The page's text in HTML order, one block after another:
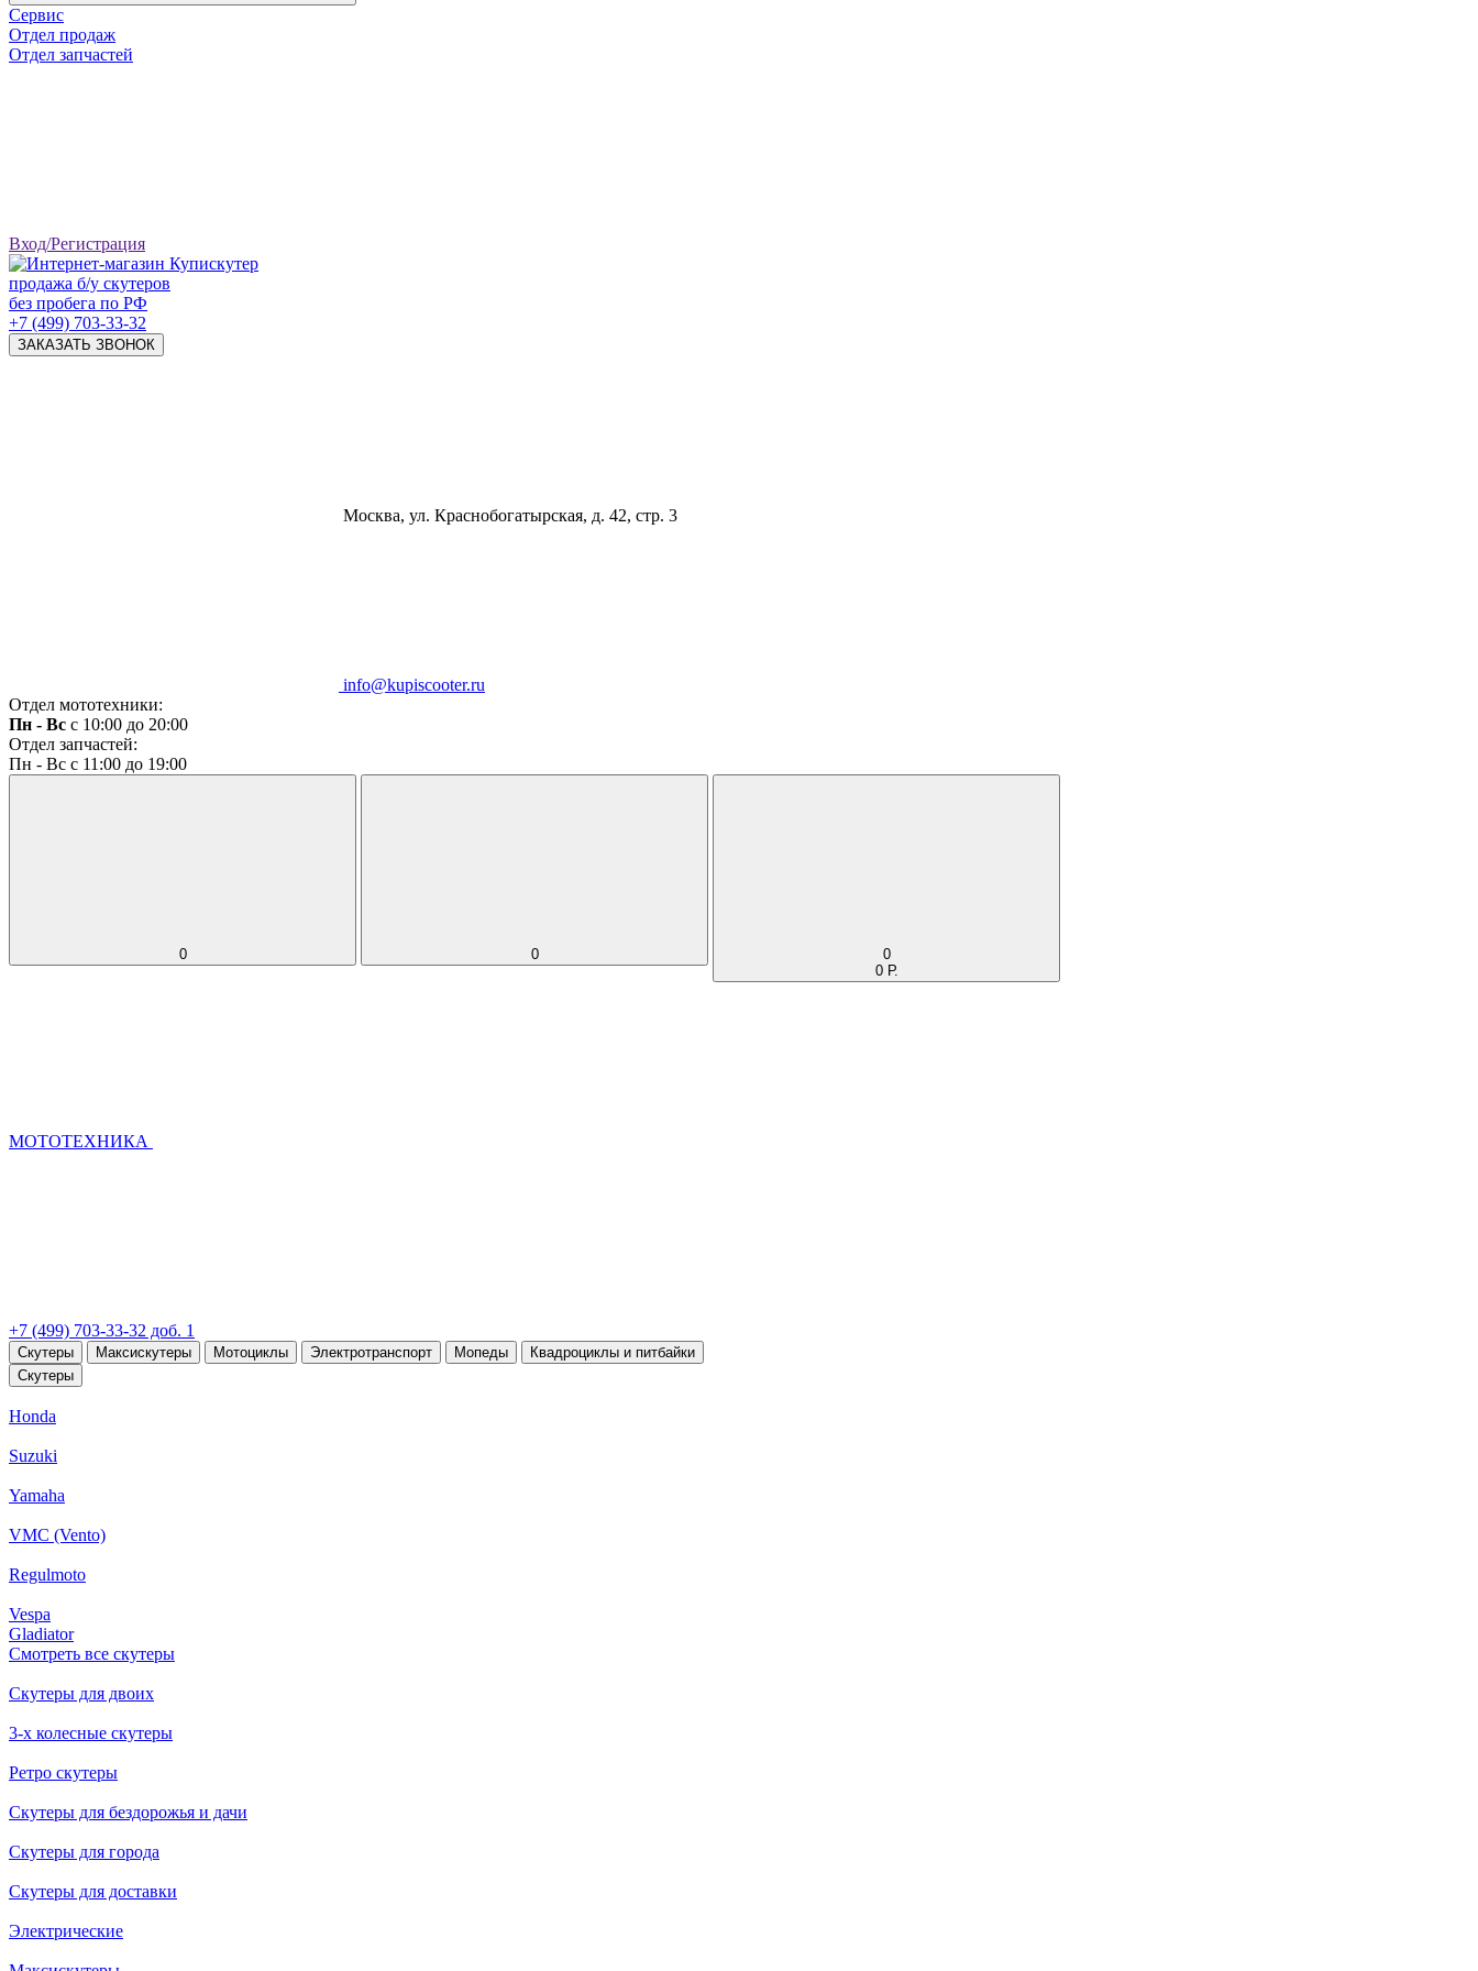
Сервис
Отдел продаж
Отдел запчастей
Вход/Регистрация
продажа б/у скутеров
без пробега по РФ
+7 (499) 703-33-32
ЗАКАЗАТЬ ЗВОНОК
Москва, ул. Краснобогатырская, д. 42, стр. 3
info@kupiscooter.ru
Отдел мототехники:
Пн - Вс с 10:00 до 20:00
Отдел запчастей:
Пн - Вс с 11:00 до 19:00
0 0
0
0 Р.
МОТОТЕХНИКА
+7 (499) 703-33-32 доб. 1
Скутеры Максискутеры Мотоциклы Электротранспорт Мопеды
Квадроциклы и питбайки
Скутеры
Honda
Suzuki
Yamaha
VMC (Vento)
Regulmoto
Vespa
Gladiator
Смотреть все скутеры
Скутеры для двоих
3-х колесные скутеры
Ретро скутеры
Скутеры для бездорожья и дачи
Скутеры для города
Скутеры для доставки
Электрические